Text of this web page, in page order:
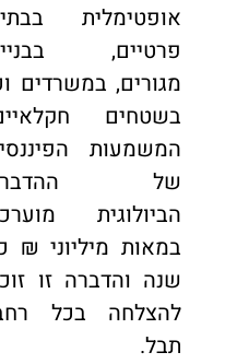
אופטימלית בבתים
פרטיים, בבנייני
מגורים, במשרדים וכן
בשטחים חקלאיים.
המשמעות הפיננסית
של ההדברה
הביולוגית מוערכת
במאות מיליוני ₪ כל
שנה והדברה זו זוכה
להצלחה בכל רחבי
תבל.